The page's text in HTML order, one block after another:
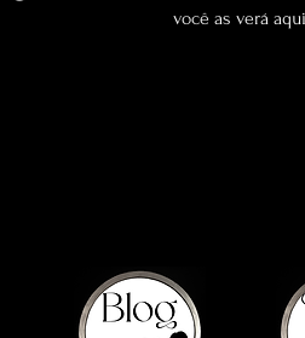
você as verá